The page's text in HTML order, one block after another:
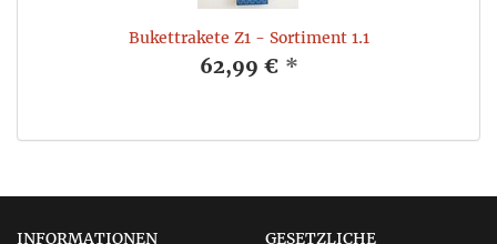
Bukettrakete Z1 - Sortiment 1.1
62,99 € *
INFORMATIONEN GESETZLICHE